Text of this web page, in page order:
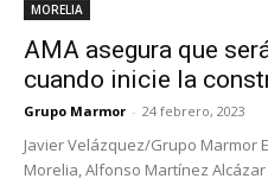
MORELIA
AMA asegura que
cuando inicie la
Grupo Marmor - 24 febrero, 2023
Javier Velázquez/Grupo Marmor
Morelia, Alfonso Martínez